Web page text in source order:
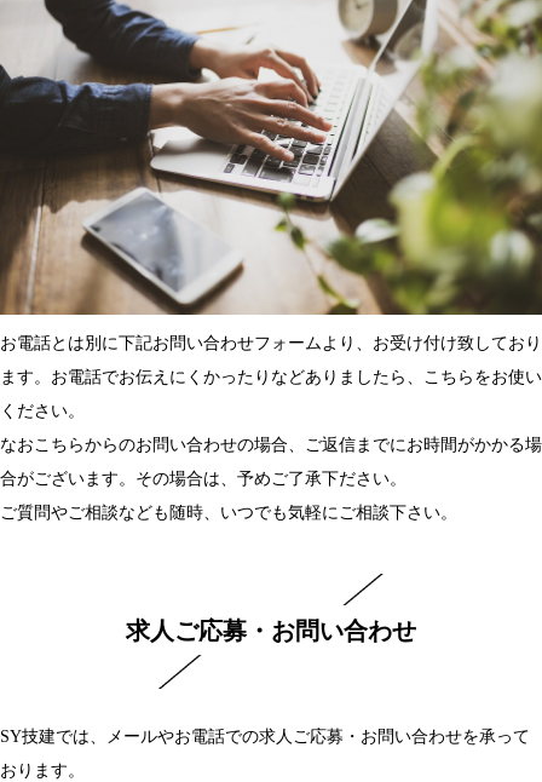
お電話とは別に下記お問い合わせフォームより、お受け付け致しており
ます。お電話でお伝えにくかったりなどありましたら、こちらをお使い
ください。
なおこちらからのお問い合わせの場合、ご返信までにお時間がかかる場
合がございます。その場合は、予めご了承下ださい。
ご質問やご相談なども随時、いつでも気軽にご相談下さい。
求人ご応募・お問い合わせ
SY技建では、メールやお電話での求人ご応募・お問い合わせを承って
おります。